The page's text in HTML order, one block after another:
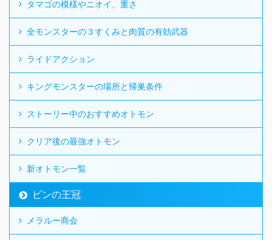
タマゴの模様やニオイ、重さ
全モンスターの３すくみと肉質の有効武器
ライドアクション
キングモンスターの場所と帰巣条件
ストーリー中のおすすめオトモン
クリア後の最強オトモン
新オトモン一覧
ビンの王冠
メラルー商会